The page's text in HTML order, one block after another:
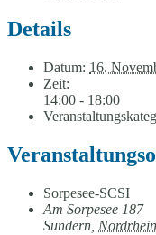
Details
Datum: 16.
Zeit:
14:00 - 18:00
Sorpesee-SCSI
Am Sorpesee 187
Sundern